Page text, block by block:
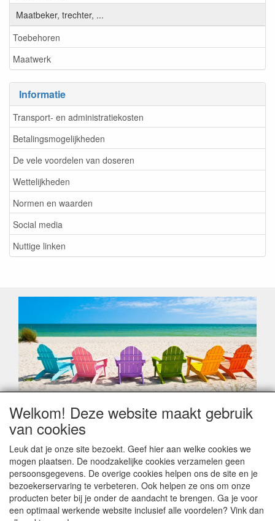
Maatbeker, trechter, ...
Toebehoren
Maatwerk
Informatie
Transport- en administratiekosten
Betalingsmogelijkheden
De vele voordelen van doseren
Wettelijkheden
Normen en waarden
Social media
Nuttige linken
Geachte klant,
Zoals elk jaar zorgt de verlofperiode, naast een hoop
leveringsproblemen.
Sommige fabrikanten sluiten of werken met een
vakantiebezetting.
Bestellingen die vanaf +/- 15 juli geplaatst worden kunnen
hierdoor vertraging oplopen. Wanneer die voorradig is en alle
betalingsmodaliteiten zijn vervuld dan de bestelling verstuurd
Welkom! Deze website maakt gebruik
van cookies
Leuk dat je onze site bezoekt. Geef hier aan welke cookies we
mogen plaatsen. De noodzakelijke cookies verzamelen geen
persoonsgegevens. De overige cookies helpen ons de site en je
bezoekerservaring te verbeteren. Ook helpen ze ons om onze
producten beter bij je onder de aandacht te brengen. Ga je voor
een optimaal werkende website inclusief alle voordelen? Vink dan